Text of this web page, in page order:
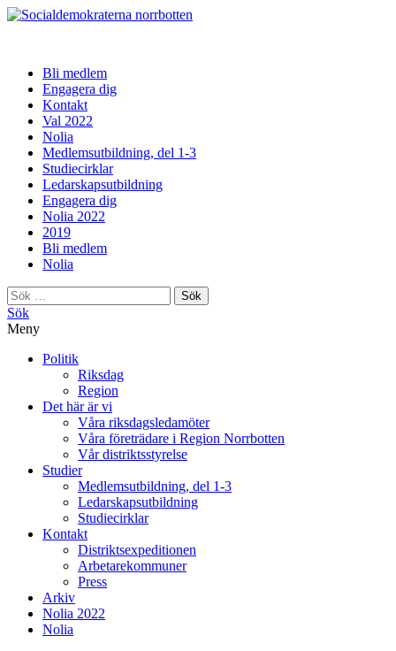
norrbotten
Bli medlem
Engagera dig
Kontakt
Val 2022
Nolia
Medlemsutbildning, del 1-3
Studiecirklar
Ledarskapsutbildning
Engagera dig
Nolia 2022
2019
Bli medlem
Nolia
Sök
efter:
Sök
Meny
Politik
Riksdag
Region
Det här är vi
Våra riksdagsledamöter
Våra företrädare i Region Norrbotten
Vår distriktsstyrelse
Studier
Medlemsutbildning, del 1-3
Ledarskapsutbildning
Studiecirklar
Kontakt
Distriktsexpeditionen
Arbetarekommuner
Press
Arkiv
Nolia 2022
Nolia